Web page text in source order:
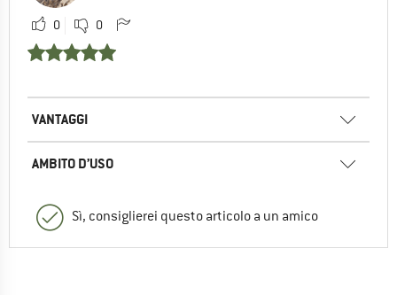
0
0 0
VANTAGGI
AMBITO D’USO
Sì, consiglierei questo articolo a un amico